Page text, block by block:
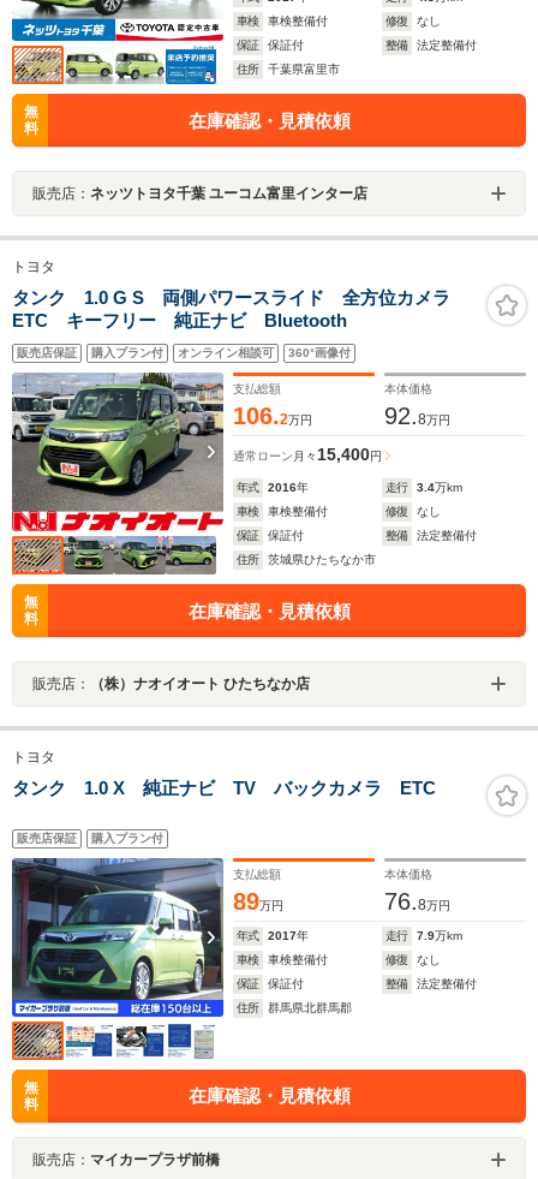
車検
車検整備付 修復
なし
保証
保証付 整備
法定整備付
住所
千葉県富里市
無
料
在庫確認・見積依頼
販売店： ネッツトヨタ千葉 ユーコム富里インター店
トヨタ
タンク 1.0 G S 両側パワースライド 全方位カメラ
ETC キーフリー 純正ナビ Bluetooth
販売店保証 購入プラン付 オンライン相談可 360°画像付
支払総額
106.2万円
本体価格
92.8万円
通常ローン 月々15,400円
年式 2016年 走行 3.4万km
車検
車検整備付 修復
なし
保証
保証付 整備
法定整備付
住所
茨城県ひたちなか市
無
料
在庫確認・見積依頼
販売店： （株）ナオイオート ひたちなか店
トヨタ
タンク 1.0 X 純正ナビ TV バックカメラ ETC
販売店保証 購入プラン付
支払総額
89万円
本体価格
76.8万円
年式 2017年 走行 7.9万km
車検
車検整備付 修復
なし
保証
保証付 整備
法定整備付
住所
群馬県北群馬郡
無
料
在庫確認・見積依頼
販売店： マイカープラザ前橋